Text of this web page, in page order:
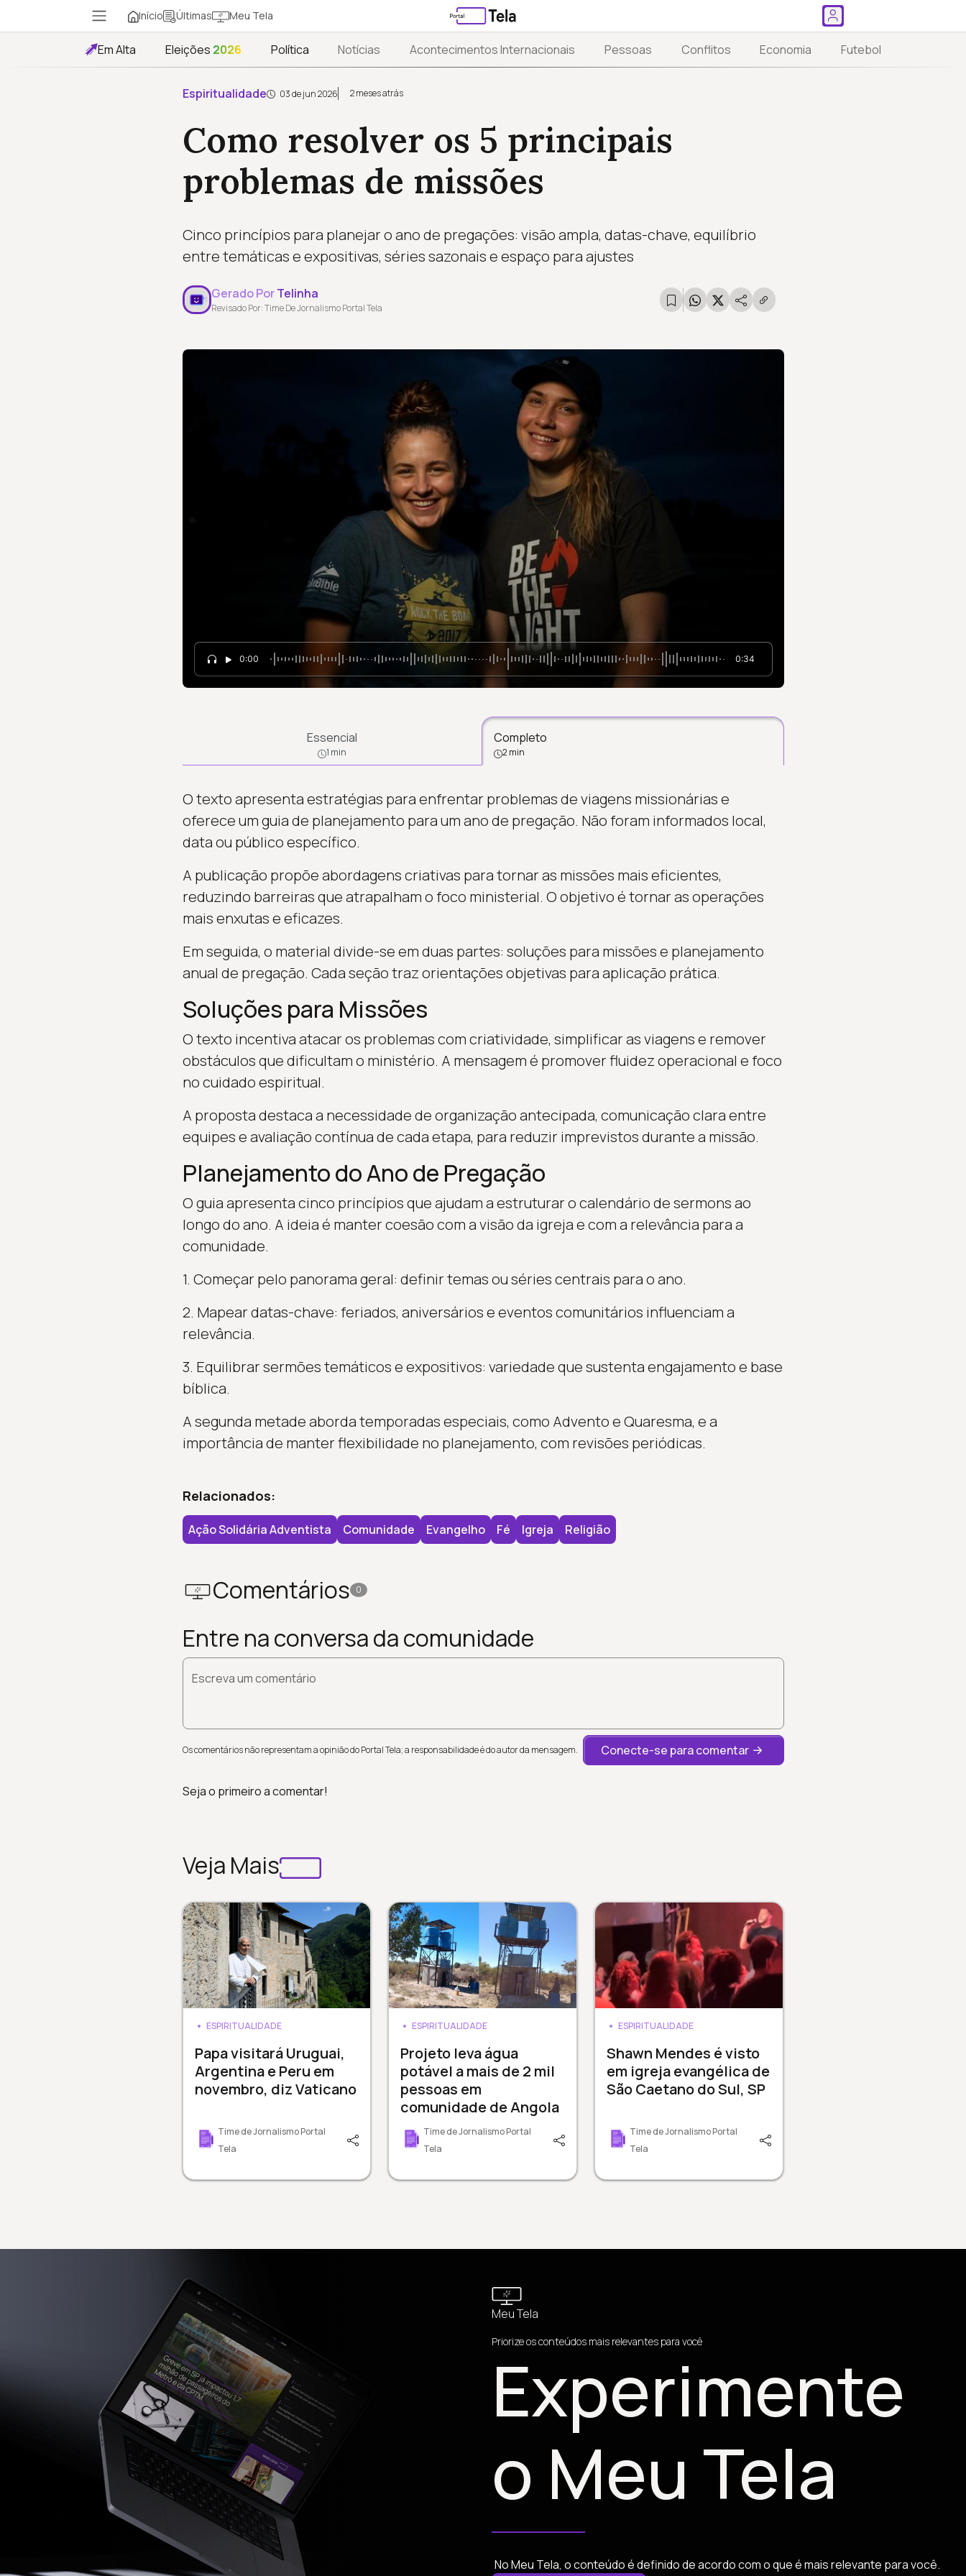
Início Últimas Meu Tela
Em Alta Eleições 2026 Política Notícias Acontecimentos Internacionais Pessoas Conflitos Economia Futebol
Espiritualidade 03 de jun 2026 2 meses atrás
Como resolver os 5 principais
problemas de missões
Cinco princípios para planejar o ano de pregações: visão ampla, datas-chave, equilíbrio
entre temáticas e expositivas, séries sazonais e espaço para ajustes
Gerado PorTelinha
Revisado Por: Time De Jornalismo Portal Tela
0:00 0:34
Essencial
1 min
Completo
2 min
O texto apresenta estratégias para enfrentar problemas de viagens missionárias e
oferece um guia de planejamento para um ano de pregação. Não foram informados local,
data ou público específico.
A publicação propõe abordagens criativas para tornar as missões mais eficientes,
reduzindo barreiras que atrapalham o foco ministerial. O objetivo é tornar as operações
mais enxutas e eficazes.
Em seguida, o material divide-se em duas partes: soluções para missões e planejamento
anual de pregação. Cada seção traz orientações objetivas para aplicação prática.
Soluções para Missões
O texto incentiva atacar os problemas com criatividade, simplificar as viagens e remover
obstáculos que dificultam o ministério. A mensagem é promover fluidez operacional e foco
no cuidado espiritual.
A proposta destaca a necessidade de organização antecipada, comunicação clara entre
equipes e avaliação contínua de cada etapa, para reduzir imprevistos durante a missão.
Planejamento do Ano de Pregação
O guia apresenta cinco princípios que ajudam a estruturar o calendário de sermons ao
longo do ano. A ideia é manter coesão com a visão da igreja e com a relevância para a
comunidade.
1. Começar pelo panorama geral: definir temas ou séries centrais para o ano.
2. Mapear datas-chave: feriados, aniversários e eventos comunitários influenciam a
relevância.
3. Equilibrar sermões temáticos e expositivos: variedade que sustenta engajamento e base
bíblica.
A segunda metade aborda temporadas especiais, como Advento e Quaresma, e a
importância de manter flexibilidade no planejamento, com revisões periódicas.
Relacionados:
Ação Solidária Adventista Comunidade Evangelho Fé Igreja Religião
Comentários 0
Entre na conversa da comunidade
Escreva um comentário
Os comentários não representam a opinião do Portal Tela; a responsabilidade é do autor da mensagem. Conecte-se para comentar
Seja o primeiro a comentar!
Veja Mais
ESPIRITUALIDADE
Papa visitará Uruguai,
Argentina e Peru em
novembro, diz Vaticano
Time de Jornalismo Portal
Tela
ESPIRITUALIDADE
Projeto leva água
potável a mais de 2 mil
pessoas em
comunidade de Angola
Time de Jornalismo Portal
Tela
ESPIRITUALIDADE
Shawn Mendes é visto
em igreja evangélica de
São Caetano do Sul, SP
Time de Jornalismo Portal
Tela
Meu Tela
Priorize os conteúdos mais relevantes para você
Experimente
o Meu Tela
No Meu Tela, o conteúdo é definido de acordo com o que é mais relevante para você.